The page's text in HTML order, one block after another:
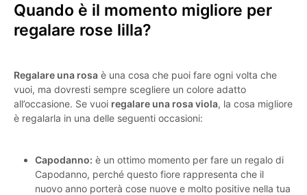
Quando è il momento migliore per
regalare rose lilla?
Regalare una rosa è una cosa che puoi fare ogni volta che
vuoi, ma dovresti sempre scegliere un colore adatto
all’occasione. Se vuoi regalare una rosa viola, la cosa migliore
è regalarla in una delle seguenti occasioni:
Capodanno: è un ottimo momento per fare un regalo di
Capodanno, perché questo fiore rappresenta che il
nuovo anno porterà cose nuove e molto positive nella tua